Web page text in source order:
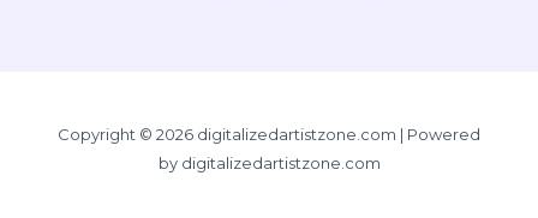
Copyright © 2026 digitalizedartistzone.com | Powered
by digitalizedartistzone.com